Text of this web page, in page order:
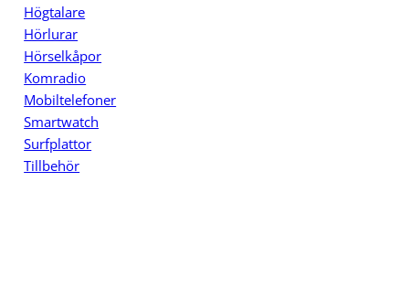
Högtalare
Hörlurar
Hörselkåpor
Komradio
Mobiltelefoner
Smartwatch
Surfplattor
Tillbehör